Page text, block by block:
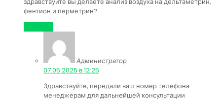
фентион и перметрин?
Администратор
07.05.2025 в 12:25
Здравствуйте, передали ваш номер телефона
менеджерам для дальнейшей консультации